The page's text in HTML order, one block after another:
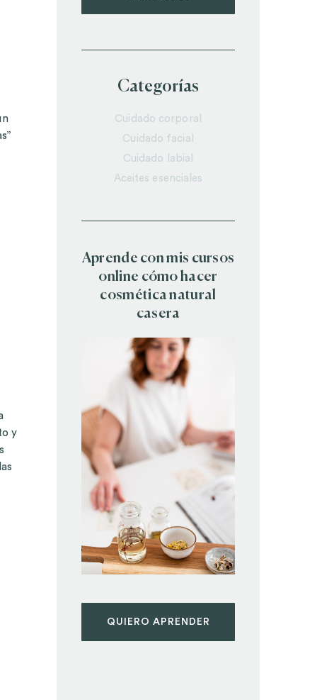
y
Categorías
Cuidado corporal
Cuidado facial
Cuidado labial
Aceites esenciales
Aprende con mis cursos
online cómo hacer
cosmética natural
casera
QUIERO APRENDER